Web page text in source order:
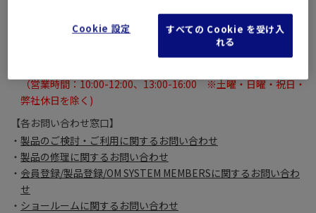
土曜・日曜・祝日・弊社休日を除く翌々営業日になる場合がご
あらかじめご了承いただきますよう、よろしくお願いいたしま
（営業時間：10:00-12:00、13:00-16:00 ※土曜・日曜・祝日・
弊社休日を除く)
【各お問い合わせ窓口】
製品のご検討・ご利用に関するお問い合わせ
製品の修理に関するお問い合わせ
会員登録/製品登録/OM SYSTEM MEMBERSに関するお問い合わ
せ
ショールームに関するお問い合わせ
Cookie 設定
すべての Cookie を受け入
れる